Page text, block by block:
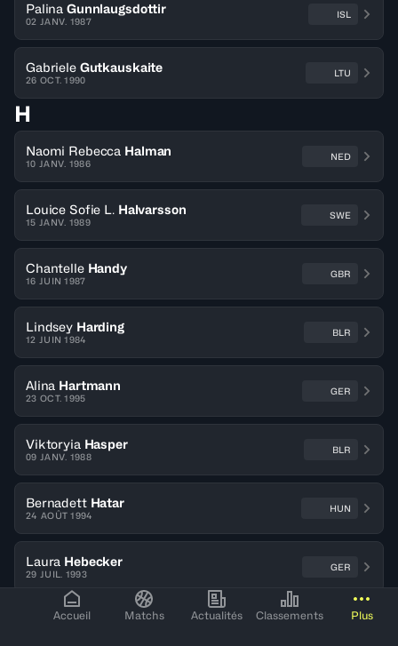
Accueil Matchs Actualités Classements Plus
Palina Gunnlaugsdottir
02 JANV. 1987
ISL
Gabriele Gutkauskaite
26 OCT. 1990
LTU
H
Naomi Rebecca Halman
10 JANV. 1986
NED
Louice Sofie L. Halvarsson
15 JANV. 1989
SWE
Chantelle Handy
16 JUIN 1987
GBR
Lindsey Harding
12 JUIN 1984
BLR
Alina Hartmann
23 OCT. 1995
GER
Viktoryia Hasper
09 JANV. 1988
BLR
Bernadett Hatar
24 AOÛT 1994
HUN
Laura Hebecker
29 JUIL. 1993
GER
Sofie Hendrickx